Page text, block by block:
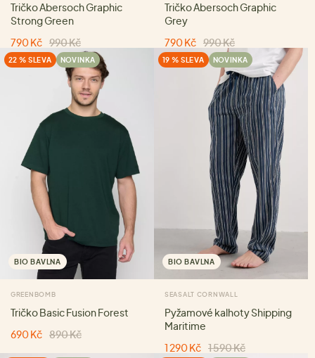
Tričko Abersoch Graphic
Strong Green
790 Kč 990 Kč
Tričko Abersoch Graphic
Grey
790 Kč 990 Kč
22 % SLEVA NOVINKA
BIO BAVLNA
GREENBOMB
Tričko Basic Fusion Forest
690 Kč 890 Kč
19 % SLEVA NOVINKA
BIO BAVLNA
SEASALT CORNWALL
Pyžamové kalhoty Shipping
Maritime
1 290 Kč 1 590 Kč